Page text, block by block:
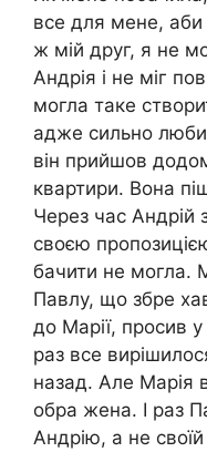
все для мене, аби
ж мій друг, я не
Андрія і не міг
могла таке
адже сильно
він прийшов
квартири. Вона
Через час Андрій
своєю
бачити не могла.
Павлу, що збре
до Марії, просив
раз все
назад. Але Марія
обра жена. І раз
Андрію, а не